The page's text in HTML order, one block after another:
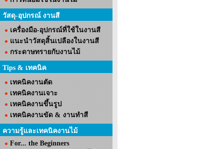
วัสดุ-อุปกรณ์ งานสี
เครื่องมือ-อุปกรณ์ที่ใช้ในงานสี
แนะนำวัสดุสิ้นเปลืองในงานสี
กระดาษทรายกับงานไม้
Tips & เทคนิค
เทคนิคงานตัด
เทคนิคงานเจาะ
เทคนิคงานขึ้นรูป
เทคนิคงานขัด & งานทำสี
ความรู้และเทคนิคงานไม้
For... the Beginners